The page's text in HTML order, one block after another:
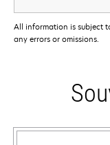
All information is subject
any errors or omissions.